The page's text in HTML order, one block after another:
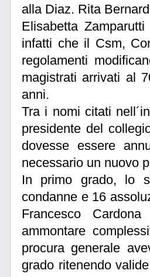
alla Diaz. Rita
Elisabetta
infatti che il Csm,
regolamenti
magistrati arrivati al
anni.
Tra i nomi citati
presidente del
dovesse essere
necessario un nuovo
In primo grado, lo
condanne e 16
Francesco
ammontare
procura generale
grado ritenendo